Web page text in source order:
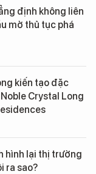
định không liên
mở thủ tục phá
kiến tạo đặc
Crystal Long
hình lại thị trường
ra sao?